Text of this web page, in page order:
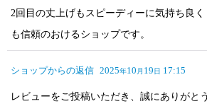
2回目の丈上げもスピーディーに気持ち良
も信頼のおけるショップです。
ショップからの返信 2025年10 月 19日 17:15
レビューをご投稿いただき、誠にありがと